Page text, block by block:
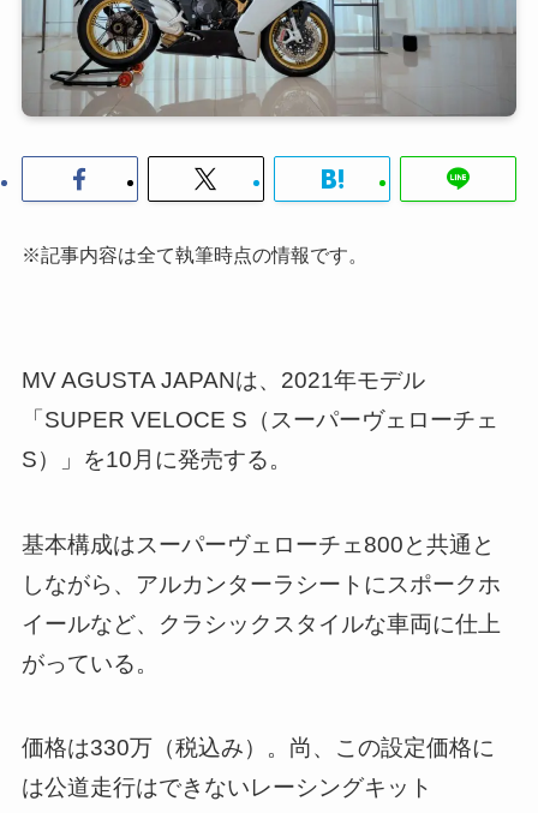
※記事内容は全て執筆時点の情報です。
MV AGUSTA JAPANは、2021年モデル
「SUPER VELOCE S（スーパーヴェローチェ
S）」を10月に発売する。
基本構成はスーパーヴェローチェ800と共通と
しながら、アルカンターラシートにスポークホ
イールなど、クラシックスタイルな車両に仕上
がっている。
価格は330万（税込み）。尚、この設定価格に
は公道走行はできないレーシングキット